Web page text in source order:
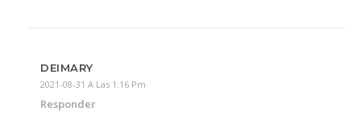
DEIMARY
2021-08-31 A Las 1:16 Pm
Responder